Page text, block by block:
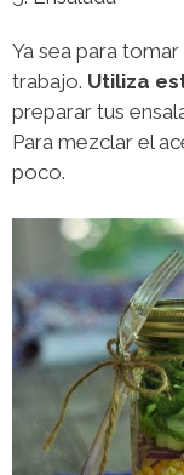
Ya sea para
trabajo. Utiliza
preparar tus
Para mezclar el
poco.